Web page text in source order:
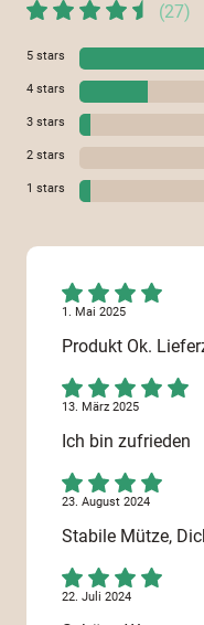
(27)
5 stars
4 stars
3 stars
2 stars
1 stars
1. Mai 2025
Produkt Ok.
13. März 2025
Ich bin zufrieden
23. August 2024
Stabile Mütze,
22. Juli 2024